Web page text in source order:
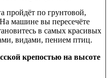
пройдёт по грунтовой,
машине вы пересечёте
в самых красивых
видами, пением птиц.
крепостью на высоте